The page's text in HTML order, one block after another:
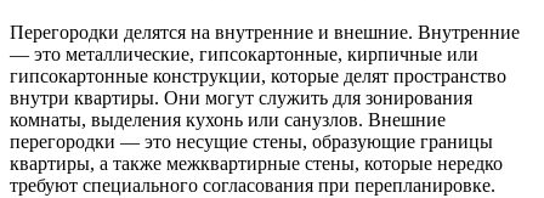
Перегородки делятся на внутренние и внешние. Внутренние
— это металлические, гипсокартонные, кирпичные или
гипсокартонные конструкции, которые делят пространство
внутри квартиры. Они могут служить для зонирования
комнаты, выделения кухонь или санузлов. Внешние
перегородки — это несущие стены, образующие границы
квартиры, а также межквартирные стены, которые нередко
требуют специального согласования при перепланировке.